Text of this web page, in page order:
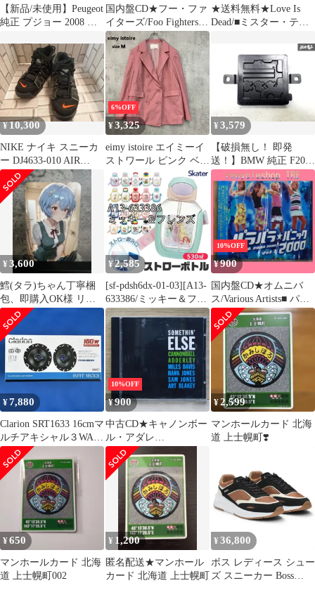
【新品/未使用】Peugeot
純正 プジョー 2008 フ
パネル 96758633XK
9675863377 棚
国内盤CD★フー・ファ
イターズ/Foo Fighters■
イン・ユア・オナー
【BVCP28050/49880176
33014】U73395
★送料無料★Love Is
Dead/■ミスター・ティ
Experience【0763361013
422/IFPIL791】G02347
¥10,300
NIKE ナイキ スニーカ
ー DJ4633-010 AIR
MORE UPTEMPO メイ
ドユアルック スポーツ
6%OFF
¥3,325
eimy istoire エイミーイ
ストワール ピンク ベー
シックダブルテーラー
ドジャケット アウター
Mサイズ クラシック デ
ザインボタン フラップ
ポケット 1123101633-0
上品 華やか きれいめ
コーデ オフィスカジュ
アル ★ ■◇
¥3,579
【破損無し！ 即発
送！】BMW 純正 F20
Mスポーツ インテグレ
ーテッドサプライモジ
ュール 12637633242 F11
F30 F10 F01 E70 MT25
前期
¥3,600
鱈(タラ)ちゃん丁寧梱
包、即購入OK様 リク
エスト 5点 まとめ商品
¥2,585
[sf-pdsh6dx-01-03][A13-
633386/ミッキー＆フレ
ンズ]
10%OFF
¥900
国内盤CD★オムニバ
ス/Various Artists■ パラ
パラ★パニック2000
VOL.2
【PHCL4012/498801151
2018】H06335
¥7,880
Clarion SRT1633 16cmマ
ルチアキシャル３WAY
スピーカー
10%OFF
¥900
中古CD★キャノンボー
ル・アダレ
イ/Cannonball Adderley■
Somethin' Else
【DIDX899/0077774633
826】F00099
¥2,599
マンホールカード 北海
道 上士幌町❣️
¥650
マンホールカード 北海
道 上士幌町002
¥ 1,200
匿名配送★マンホール
カード 北海道 上士幌町
¥ 36,800
ボス レディース シュー
ズ スニーカー Boss